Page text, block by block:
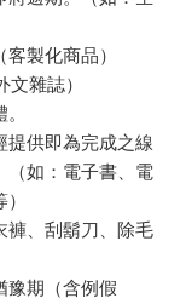
時掌握出貨動
話要求您前往
！